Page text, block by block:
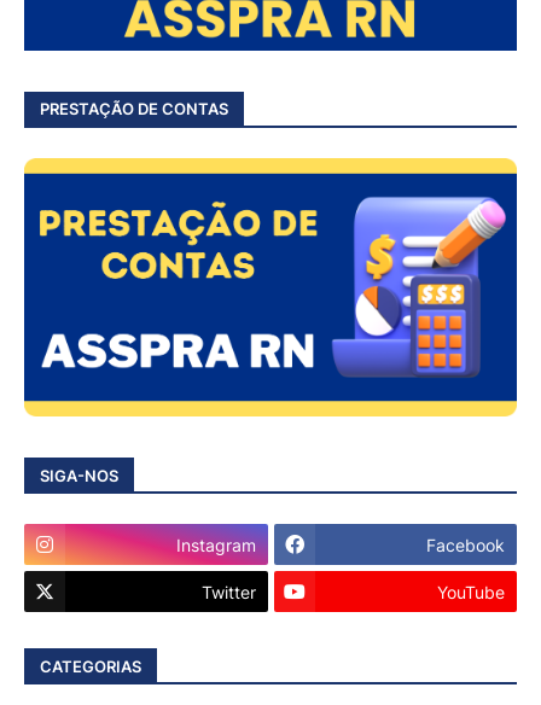
PRESTAÇÃO DE CONTAS
SIGA-NOS
Instagram Facebook
Twitter YouTube
CATEGORIAS